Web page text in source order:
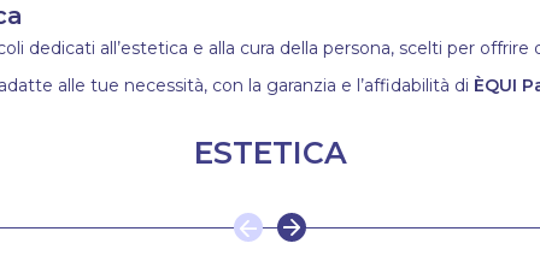
dedicati all’estetica e alla cura della persona, scelti per
alle tue necessità, con la garanzia e l’affidabilità di ÈQUI
ESTETICA